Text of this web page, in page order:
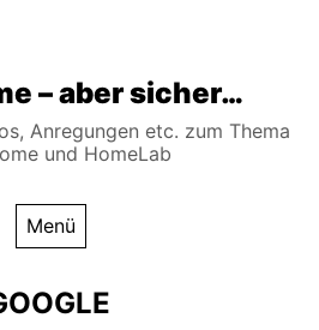
– aber sicher…
Anregungen etc. zum Thema
und HomeLab
Menü